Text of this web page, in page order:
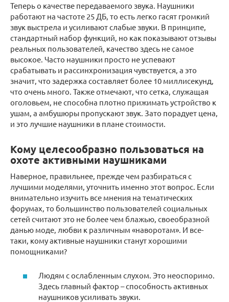
Теперь о качестве передаваемого звука. Наушники
работают на частоте 25 ДБ, то есть легко гасят громкий
звук выстрела и усиливают слабые звуки. В принципе,
стандартный набор функций, но как показывают отзывы
реальных пользователей, качество здесь не самое
высокое. Часто наушники просто не успевают
срабатывать и рассинхронизация чувствуется, а это
значит, что задержка составляет более 10 миллисекунд,
что очень много. Также отмечают, что сетка, служащая
оголовьем, не способна плотно прижимать устройство к
ушам, а амбушюры пропускают звук. Зато порадует цена,
и это лучшие наушники в плане стоимости.
Кому целесообразно пользоваться на
охоте активными наушниками
Наверное, правильнее, прежде чем разбираться с
лучшими моделями, уточнить именно этот вопрос. Если
внимательно изучить все мнения на тематических
форумах, то большинство пользователей социальных
сетей считают это не более чем блажью, своеобразной
данью моде, любви к различным «наворотам». И все-
таки, кому активные наушники станут хорошими
помощниками?
Людям с ослабленным слухом. Это неоспоримо.
Здесь главный фактор – способность активных
наушников усиливать звуки.